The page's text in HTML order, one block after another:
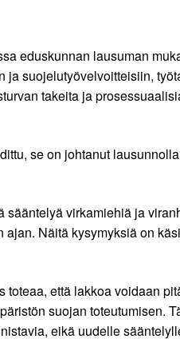
eduskunnan lausuman
suojelutyövelvoitteisiin,
takeita ja
se on johtanut
virkamiehiä ja
Näitä kysymyksiä on
että lakkoa voidaan
suojan toteutumisen.
eikä uudelle